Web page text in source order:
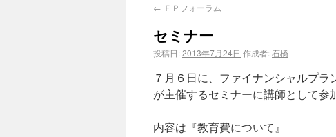
← ＦＰフォーラム
セミナー
投稿日:2013年7月24日 作成者:石橋
７月６日に、ファイナンシャルプラ
が主催するセミナーに講師として参
内容は『教育費について』